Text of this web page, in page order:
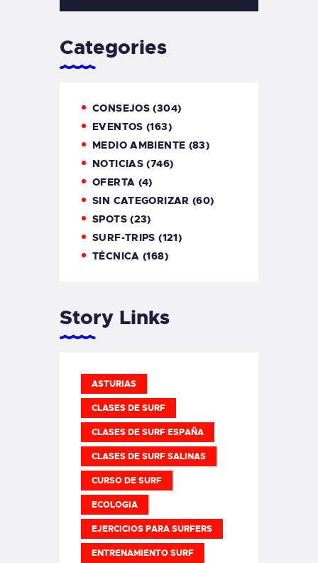
Categories
CONSEJOS (304)
EVENTOS (163)
MEDIO AMBIENTE (83)
NOTICIAS (746)
OFERTA (4)
SIN CATEGORIZAR (60)
SPOTS(23)
SURF-TRIPS (121)
TÉCNICA (168)
Story Links
ASTURIAS
CLASES DE SURF
CLASES DE SURF ESPAÑA
CLASES DE SURF SALINAS
CURSO DE SURF
ECOLOGIA
EJERCICIOS PARA SURFERS
ENTRENAMIENTO SURF